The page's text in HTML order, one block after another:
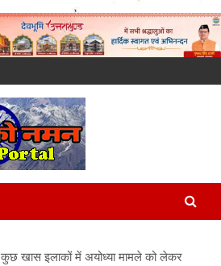
Today, Breaking
News in
कुछ खास इलाकों में अयोध्या मामले को लेकर